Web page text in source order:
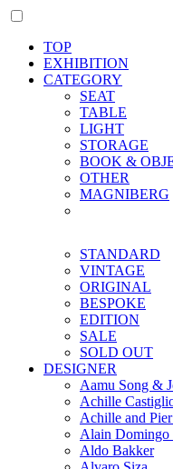
TOP
EXHIBITION
CATEGORY
SEAT
TABLE
LIGHT
STORAGE
BOOK &
OTHER
MAGNIBERG
STANDARD
VINTAGE
ORIGINAL
BESPOKE
EDITION
SALE
SOLD OUT
DESIGNER
Aamu Song &
Achille
Achille and
Alain Domingo
Aldo Bakker